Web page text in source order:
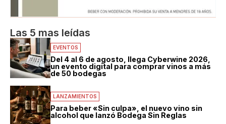
Las 5 mas leídas
EVENTOS
Del 4 al 6 de agosto, llega Cyberwine 2026,
un evento digital para comprar vinos a más
de 50 bodegas
LANZAMIENTOS
Para beber «Sin culpa», el nuevo vino sin
alcohol que lanzó Bodega Sin Reglas